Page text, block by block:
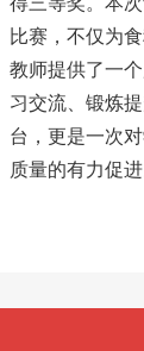
比赛，不仅为
教师提供了一
习交流、锻炼
台，更是一次
质量的有力促进